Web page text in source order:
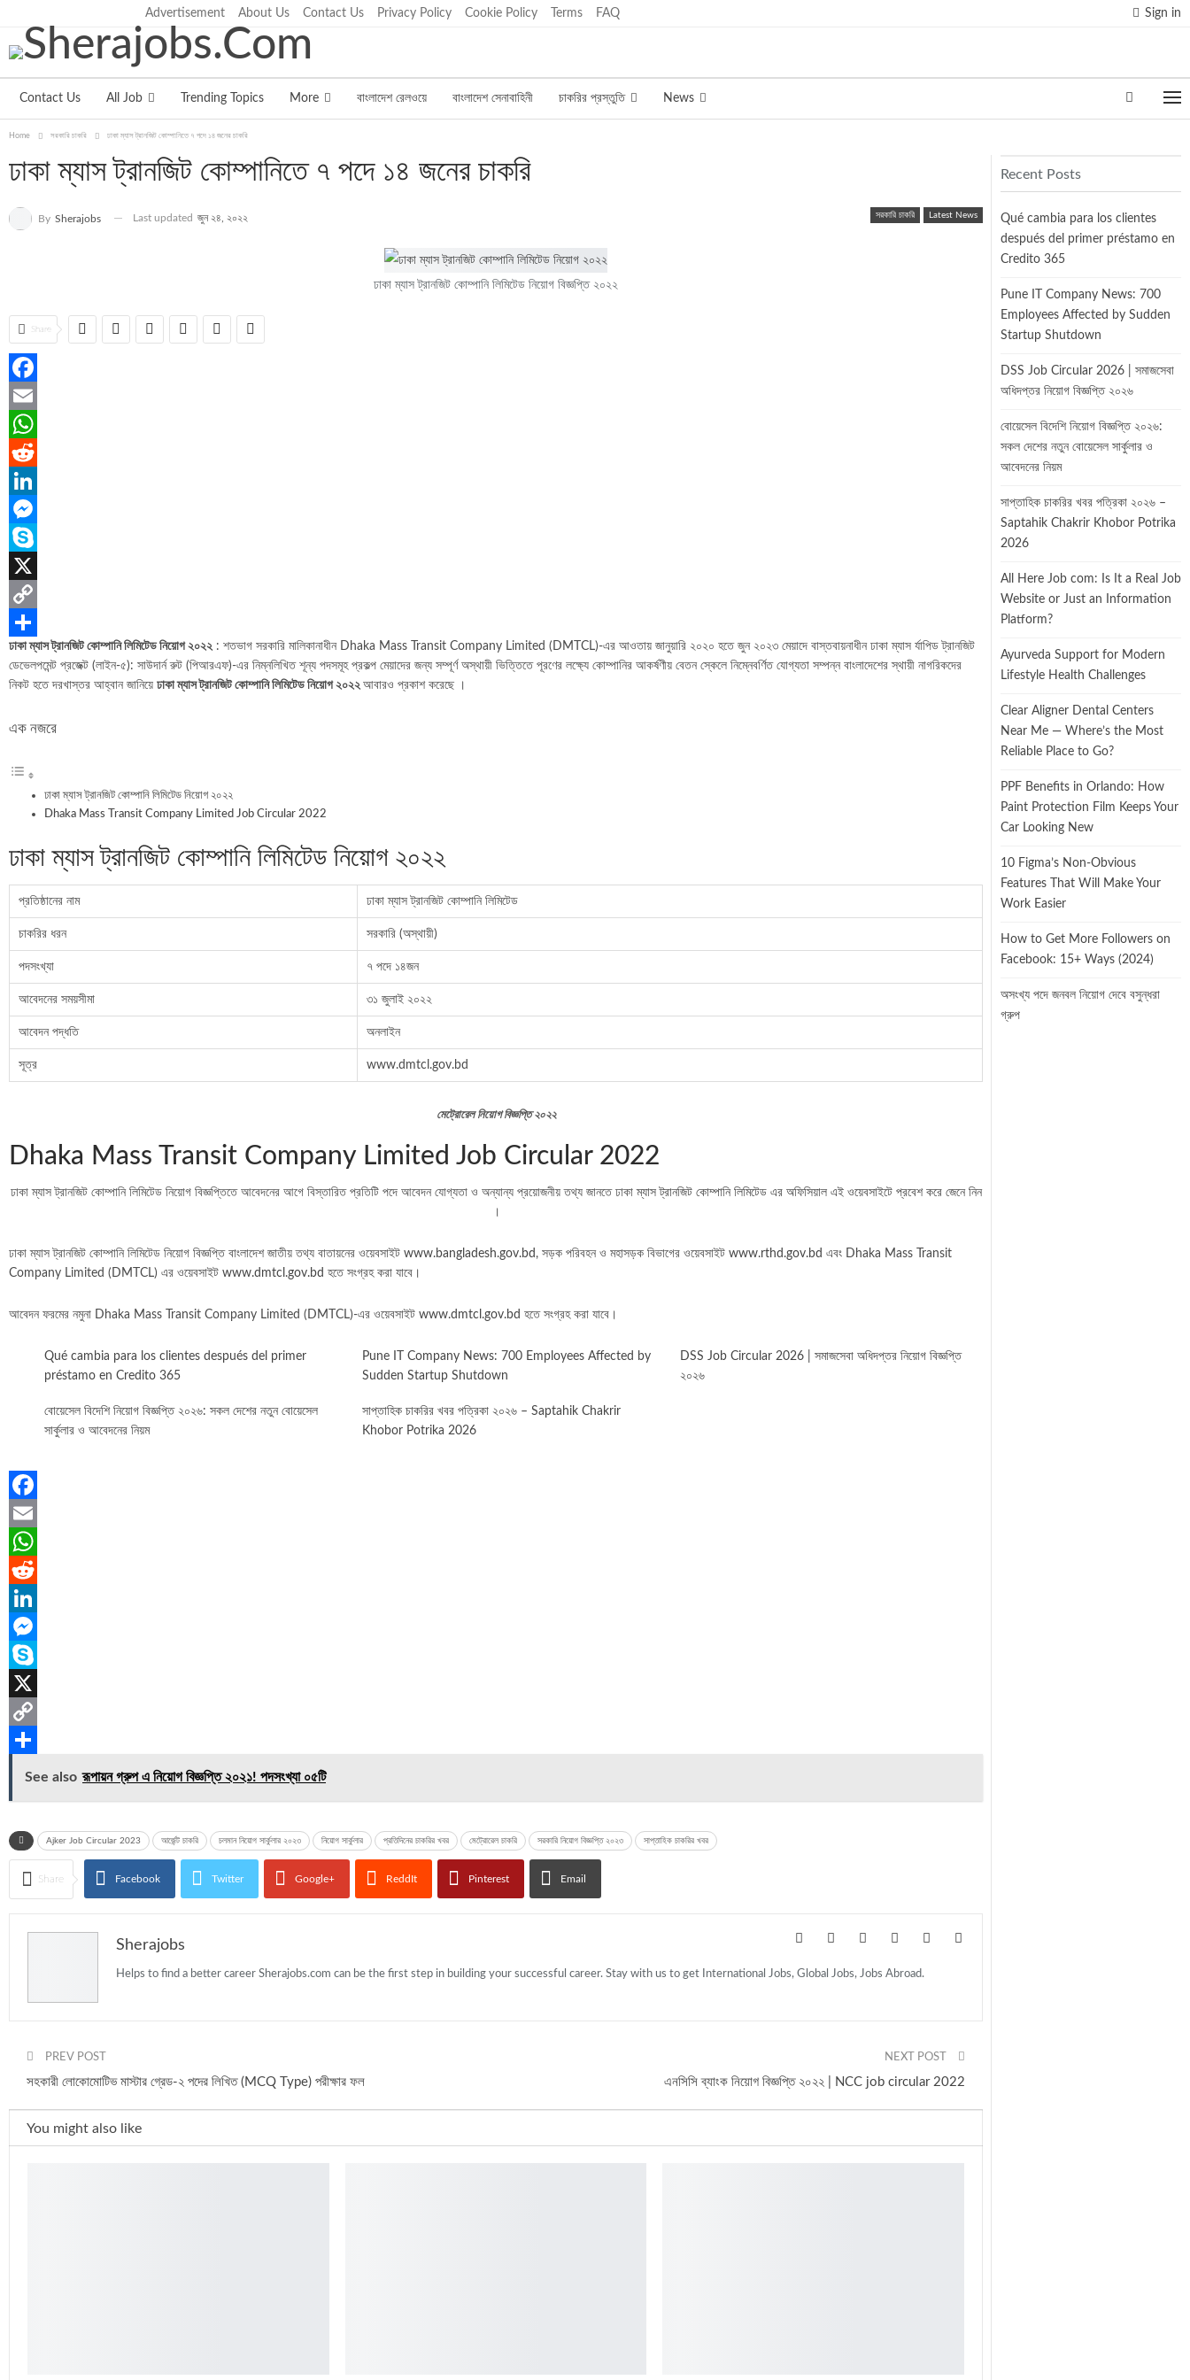
Sign in
Advertisement About Us Contact Us Privacy Policy Cookie Policy Terms FAQ
Contact Us All Job Trending Topics More বাংলাদেশ রেলওয়ে বাংলাদেশ সেনাবাহিনী চাকরির প্রস্তুতি News
Home সরকারি চাকরি ঢাকা ম্যাস ট্রানজিট কোম্পানিতে ৭ পদে ১৪ জনের চাকরি
ঢাকা ম্যাস ট্রানজিট কোম্পানিতে ৭ পদে ১৪ জনের চাকরি
সরকারি চাকরি Latest News
By Sherajobs Last updated জুন ২৪, ২০২২
ঢাকা ম্যাস ট্রানজিট কোম্পানি লিমিটেড নিয়োগ বিজ্ঞপ্তি ২০২২
Share
Facebook
Email
WhatsApp
Reddit
LinkedIn
Messenger
Skype
X
Copy
Link
Share
ঢাকা ম্যাস ট্রানজিট কোম্পানি লিমিটেড নিয়োগ ২০২২ : শতভাগ সরকারি মালিকানাধীন Dhaka Mass Transit Company Limited (DMTCL)-এর আওতায় জানুয়ারি ২০২০ হতে জুন ২০২৩ মেয়াদে বাস্তবায়নাধীন ঢাকা ম্যাস র্যাপিড ট্রানজিট
ডেভেলপমেন্ট প্রজেক্ট (লাইন-৫): সাউদার্ন রুট (পিআরএফ)-এর নিম্নলিখিত শূন্য পদসমূহ প্রকল্প মেয়াদের জন্য সম্পূর্ণ অস্থায়ী ভিত্তিতে পূরণের লক্ষ্যে কোম্পানির আকর্ষণীয় বেতন স্কেলে নিম্নেবর্ণিত যােগ্যতা সম্পন্ন বাংলাদেশের স্থায়ী নাগরিকদের
নিকট হতে দরখাস্তর আহ্বান জানিয়ে ঢাকা ম্যাস ট্রানজিট কোম্পানি লিমিটেড নিয়োগ ২০২২ আবারও প্রকাশ করেছে ।
এক নজরে
ঢাকা ম্যাস ট্রানজিট কোম্পানি লিমিটেড নিয়োগ ২০২২
Dhaka Mass Transit Company Limited Job Circular 2022
ঢাকা ম্যাস ট্রানজিট কোম্পানি লিমিটেড নিয়োগ ২০২২
প্রতিষ্ঠানের নাম ঢাকা ম্যাস ট্রানজিট কোম্পানি লিমিটেড
চাকরির ধরন সরকারি (অস্থায়ী)
পদসংখ্যা ৭ পদে ১৪জন
আবেদনের সময়সীমা ৩১ জুলাই ২০২২
আবেদন পদ্ধতি অনলাইন
সূত্র www.dmtcl.gov.bd
মেট্রোরেল নিয়োগ বিজ্ঞপ্তি ২০২২
Dhaka Mass Transit Company Limited Job Circular 2022
ঢাকা ম্যাস ট্রানজিট কোম্পানি লিমিটেড নিয়ােগ বিজ্ঞপ্তিতে আবেদনের আগে বিস্তারিত প্রতিটি পদে আবেদন যোগ্যতা ও অন্যান্য প্রয়োজনীয় তথ্য জানতে ঢাকাম্যাস ট্রানজিট কোম্পানি লিমিটেড এর অফিসিয়াল এই ওয়েবসাইটে প্রবেশ করে জেনে নিন
।
ঢাকা ম্যাস ট্রানজিট কোম্পানি লিমিটেড নিয়ােগ বিজ্ঞপ্তি বাংলাদেশ জাতীয় তথ্য বাতায়নের ওয়েবসাইট www.bangladesh.gov.bd , সড়ক পরিবহন ও মহাসড়ক বিভাগের ওয়েবসাইট www.rthd.gov.bd এবং Dhaka Mass Transit
Company Limited (DMTCL) এর ওয়েবসাইট www.dmtcl.gov.bd হতে সংগ্রহ করা যাবে।
আবেদন ফরমের নমুনা Dhaka Mass Transit Company Limited (DMTCL)-এর ওয়েবসাইট www.dmtcl.gov.bd হতে সংগ্রহ করা যাবে।
Qué cambia para los clientes después del primer
préstamo en Credito 365
Pune IT Company News: 700 Employees Affected by
Sudden Startup Shutdown
DSS Job Circular 2026 | সমাজসেবা অধিদপ্তর নিয়োগ বিজ্ঞপ্তি
২০২৬
বোয়েসেল বিদেশি নিয়োগ বিজ্ঞপ্তি ২০২৬: সকল দেশের নতুন বোয়েসেল
সার্কুলার ও আবেদনের নিয়ম
সাপ্তাহিক চাকরির খবর পত্রিকা ২০২৬ – Saptahik Chakrir
Khobor Potrika 2026
Facebook
Email
WhatsApp
Reddit
LinkedIn
Messenger
Skype
X
Copy
See also রূপায়ন গ্রুপ এ নিয়োগ বিজ্ঞপ্তি ২০২১! পদসংখ্যা ০৫টি
Ajker Job Circular 2023 আর্জেন্ট চাকরি চলমান নিয়োগ সার্কুলার ২০২৩ নিয়োগ সার্কুলার প্রতিদিনের চাকরির খবর মেট্রোরেল চাকরি সরকারি নিয়োগ বিজ্ঞপ্তি ২০২৩ সাপ্তাহিক চাকরির খবর
Share Facebook Twitter Google+ ReddIt Pinterest Email
Sherajobs
Helps to find a better career Sherajobs.com can be the first step in building your successful career. Stay with us to get International Jobs, Global Jobs, Jobs Abroad.
PREV POST
সহকারী লোকোমোটিভ মাস্টার গ্রেড-২ পদের লিখিত (MCQ Type) পরীক্ষার ফল
NEXT POST
এনসিসি ব্যাংক নিয়োগ বিজ্ঞপ্তি ২০২২ | NCC job circular 2022
You might also like
Recent Posts
Qué cambia para los clientes
después del primer préstamo en
Credito 365
Pune IT Company News: 700
Employees Affected by Sudden
Startup Shutdown
DSS Job Circular 2026 | সমাজসেবা
অধিদপ্তর নিয়োগ বিজ্ঞপ্তি ২০২৬
বোয়েসেল বিদেশি নিয়োগ বিজ্ঞপ্তি ২০২৬:
সকল দেশের নতুন বোয়েসেল সার্কুলার ও
আবেদনের নিয়ম
সাপ্তাহিক চাকরির খবর পত্রিকা ২০২৬ –
Saptahik Chakrir Khobor Potrika
2026
All Here Job com: Is It a Real Job
Website or Just an Information
Platform?
Ayurveda Support for Modern
Lifestyle Health Challenges
Clear Aligner Dental Centers
Near Me — Where’s the Most
Reliable Place to Go?
PPF Benefits in Orlando: How
Paint Protection Film Keeps Your
Car Looking New
10 Figma’s Non-Obvious
Features That Will Make Your
Work Easier
How to Get More Followers on
Facebook: 15+ Ways (2024)
অসংখ্য পদে জনবল নিয়োগ দেবে বসুন্ধরা
গ্রুপ